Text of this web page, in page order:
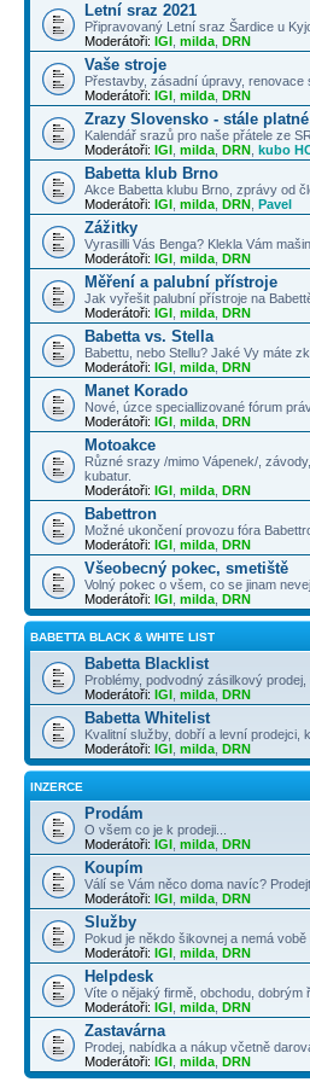
Letní sraz 2021
Připravovaný Letní sraz Šardice u
Moderátoři: IGI milda DRN
Vaše stroje
Přestavby, zásadní úpravy, renovace
Moderátoři: IGI milda DRN
Zrazy Slovensko - stále
Kalendář srazů pro naše přátele ze
Moderátoři: IGI milda DRN kubo
Babetta klub Brno
Akce Babetta klubu Brno, zprávy od
Moderátoři: IGI milda DRN Pavel
Zážitky
Vyrasilli Vás Benga? Klekla Vám
Moderátoři: IGI milda DRN
Měření a palubní přístroje
Jak vyřešit palubní přístroje na
Moderátoři: IGI milda DRN
Babetta vs. Stella
Babettu, nebo Stellu? Jaké Vy máte
Moderátoři: IGI milda DRN
Manet Korado
Nové, úzce speciallizované fórum
Moderátoři: IGI milda DRN
Motoakce
Různé srazy /mimo Vápenek/,
kubatur.
Moderátoři: IGI milda DRN
Babettron
Možné ukončení provozu fóra
Moderátoři: IGI milda DRN
Všeobecný pokec, smetiště
Volný pokec o všem, co se jinam
Moderátoři: IGI milda DRN
BABETTA BLACK & WHITE LIST
Babetta Blacklist
Problémy, podvodný zásilkový
Moderátoři: IGI milda DRN
Babetta Whitelist
Kvalitní služby, dobří a levní prodejci,
Moderátoři: IGI milda DRN
INZERCE
Prodám
O všem co je k prodeji...
Moderátoři: IGI milda DRN
Koupím
Válí se Vám něco doma navíc?
Moderátoři: IGI milda DRN
Služby
Pokud je někdo šikovnej a nemá
Moderátoři: IGI milda DRN
Helpdesk
Víte o nějaký firmě, obchodu, dobrým
Moderátoři: IGI milda DRN
Zastavárna
Prodej, nabídka a nákup včetně
Moderátoři: IGI milda DRN